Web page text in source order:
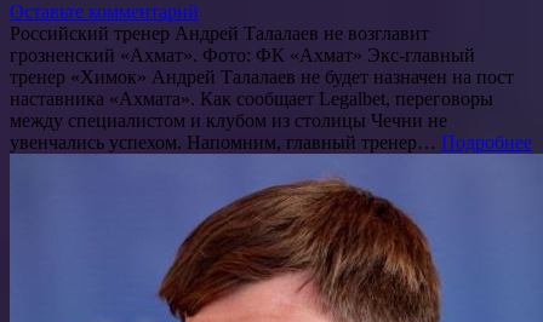
Оставьте комментарий
Российский тренер Андрей Талалаев не возглавит
грозненский «Ахмат». Фото: ФК «Ахмат» Экс-главный
тренер «Химок» Андрей Талалаев не будет назначен на пост
наставника «Ахмата». Как сообщает Legalbet, переговоры
между специалистом и клубом из столицы Чечни не
увенчались успехом. Напомним, главный тренер… Подробнее